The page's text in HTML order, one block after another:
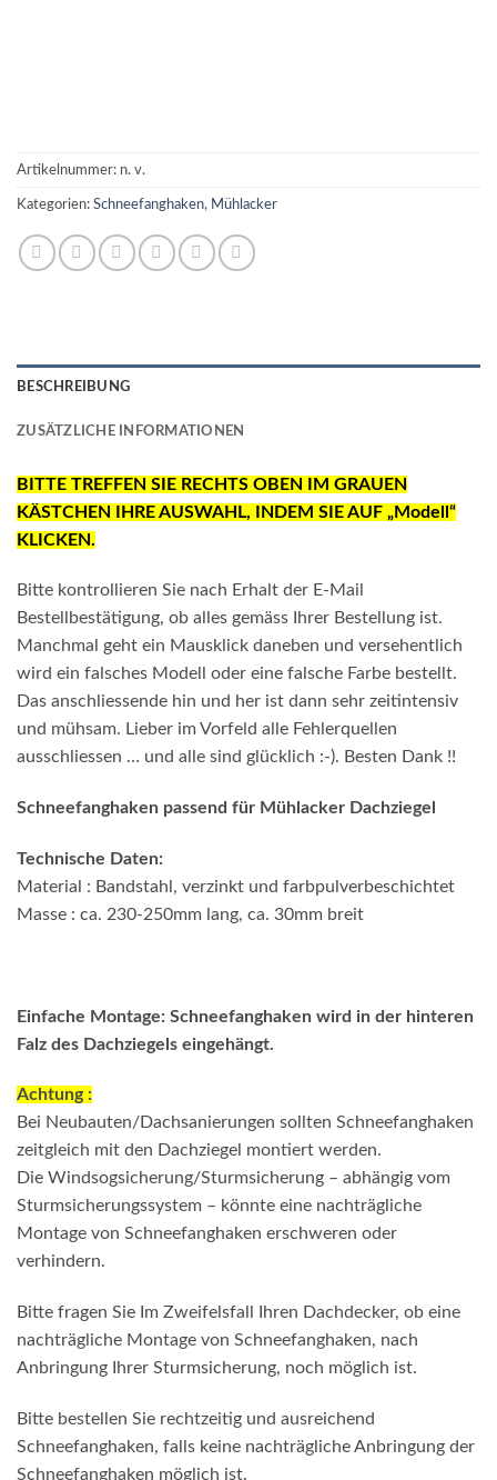
Artikelnummer: n. v.
Kategorien: Schneefanghaken, Mühlacker
BESCHREIBUNG
ZUSÄTZLICHE INFORMATIONEN
BITTE TREFFEN SIE RECHTS OBEN IM GRAUEN
KÄSTCHEN IHRE AUSWAHL, INDEM SIE AUF „Modell“
KLICKEN.
Bitte kontrollieren Sie nach Erhalt der E-Mail
Bestellbestätigung, ob alles gemäss Ihrer Bestellung ist.
Manchmal geht ein Mausklick daneben und versehentlich
wird ein falsches Modell oder eine falsche Farbe bestellt.
Das anschliessende hin und her ist dann sehr zeitintensiv
und mühsam. Lieber im Vorfeld alle Fehlerquellen
ausschliessen … und alle sind glücklich :-). Besten Dank !!
Schneefanghaken passend für Mühlacker Dachziegel
Technische Daten:
Material : Bandstahl, verzinkt und farbpulverbeschichtet
Masse : ca. 230-250mm lang, ca. 30mm breit
Einfache Montage: Schneefanghaken wird in der hinteren
Falz des Dachziegels eingehängt.
Achtung :
Bei Neubauten/Dachsanierungen sollten Schneefanghaken
zeitgleich mit den Dachziegel montiert werden.
Die Windsogsicherung/Sturmsicherung – abhängig vom
Sturmsicherungssystem – könnte eine nachträgliche
Montage von Schneefanghaken erschweren oder
verhindern.
Bitte fragen Sie Im Zweifelsfall Ihren Dachdecker, ob eine
nachträgliche Montage von Schneefanghaken, nach
Anbringung Ihrer Sturmsicherung, noch möglich ist.
Bitte bestellen Sie rechtzeitig und ausreichend
Schneefanghaken, falls keine nachträgliche Anbringung der
Schneefanghaken möglich ist.